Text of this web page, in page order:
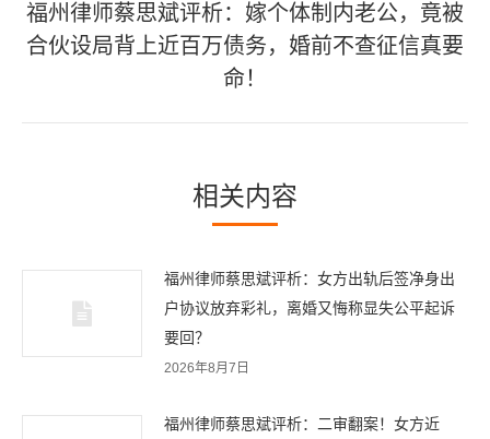
章：
下
一
福州律师蔡思斌评析：嫁个体制内老公，竟被
合伙设局背上近百万债务，婚前不查征信真要
命！
相关内容
福州律师蔡思斌评析：女方出轨后签净身出
户协议放弃彩礼，离婚又悔称显失公平起诉
要回？
2026年8月7日
福州律师蔡思斌评析：二审翻案！女方近